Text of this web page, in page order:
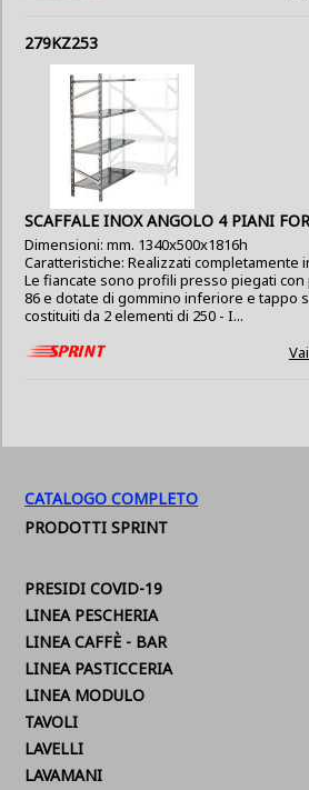
279KZ253
SCAFFALE INOX ANGOLO 4 PIANI
Dimensioni: mm. 1340x500x1816h
Caratteristiche: Realizzati completamente
Le fiancate sono profili presso piegati con
86 e dotate di gommino inferiore e tappo
costituiti da 2 elementi di 250 - I...
CATALOGO COMPLETO
PRODOTTI SPRINT
PRESIDI COVID-19
LINEA PESCHERIA
LINEA CAFFÈ - BAR
LINEA PASTICCERIA
LINEA MODULO
TAVOLI
LAVELLI
LAVAMANI